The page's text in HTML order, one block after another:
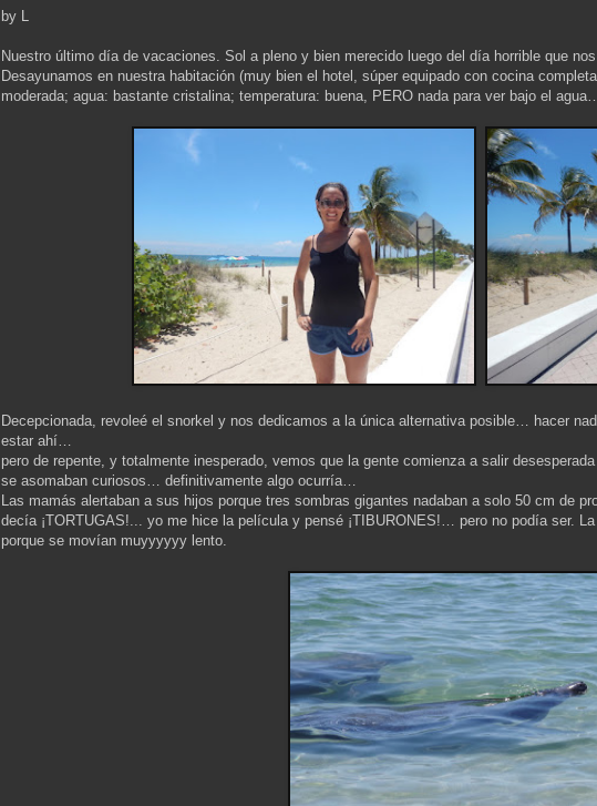
by L
Nuestro último día de vacaciones. Sol a pleno y bien merecido luego del día horrible que
Desayunamos en nuestra habitación (muy bien el hotel, súper equipado con cocina
moderada; agua: bastante cristalina; temperatura: buena, PERO nada para ver bajo el
Decepcionada, revoleé el snorkel y nos dedicamos a la única alternativa posible… hacer
estar ahí…
pero de repente, y totalmente inesperado, vemos que la gente comienza a salir
se asomaban curiosos… definitivamente algo ocurría…
Las mamás alertaban a sus hijos porque tres sombras gigantes nadaban a solo 50 cm de
decía ¡TORTUGAS!... yo me hice la película y pensé ¡TIBURONES!… pero no podía ser.
porque se movían muyyyyyy lento.